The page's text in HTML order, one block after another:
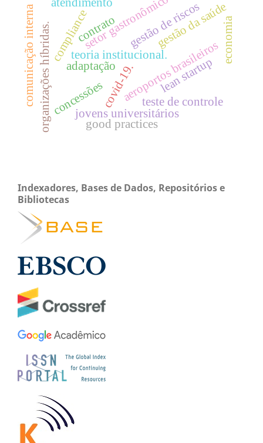
covid-19.
concessões aeroportos brasileiros
organizações híbridas. teoria institucional.
teste de controle
gestão de riscos
compliance
lean startup
setor gastronômico
adaptação
comunicação interna gestão da saúde
jovens universitários
economia
good practices
contrato
Indexadores, Bases de Dados, Repositórios e
Bibliotecas